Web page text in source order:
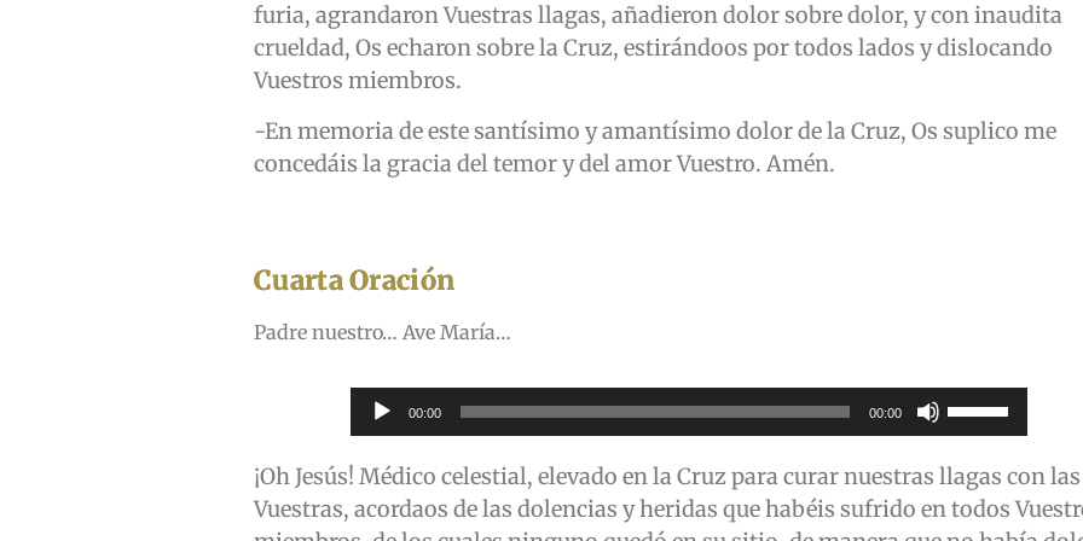
aumentar
o
volumen.
furia, agrandaron Vuestras llagas, añadieron dolor sobre dolor, y con inaudita
crueldad, Os echaron sobre la Cruz, estirándoos por todos lados y dislocando
Vuestros miembros.
-En memoria de este santísimo y amantísimo dolor de la Cruz, Os suplico me
concedáis la gracia del temor y del amor Vuestro. Amén.
Cuarta Oración
Padre nuestro… Ave María…
Reproductor
de
audio
00:00 00:00
Utiliza
las
teclas
de
flecha
¡Oh Jesús! Médico celestial, elevado en la Cruz para curar nuestras llagas con las
Vuestras, acordaos de las dolencias y heridas que habéis sufrido en todos